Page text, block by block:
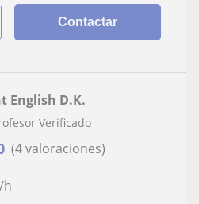
Contactar
/h
English D.K.
Verificado
(4 valoraciones)